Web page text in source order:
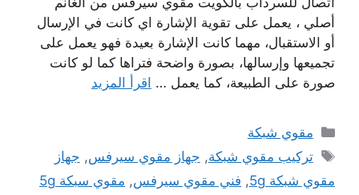
أصلي ، يعمل على تقوية الإشارة اي كانت في الإرسال
أو الاستقبال، مهما كانت الإشارة بعيدة فهو يعمل على
تجميعها وإرسالها، بصورة واضحة فتراها كما لو كانت
صورة على الطبيعة، كما يعمل … اقرأ المزيد
التصنيفات
مقوي شبكة
الوسوم
تركيب مقوي شبكة, جهاز مقوي سيرفس, جهاز
مقوي شبكة 5g
, فني مقوي سيرفس,
مقوي سبكة 5g